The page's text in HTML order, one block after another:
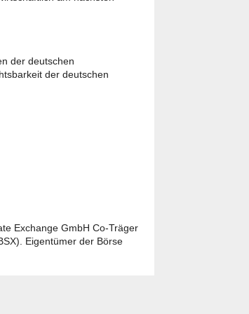
der deutschen
der deutschen
Exchange GmbH Co-Träger
Eigentümer der Börse